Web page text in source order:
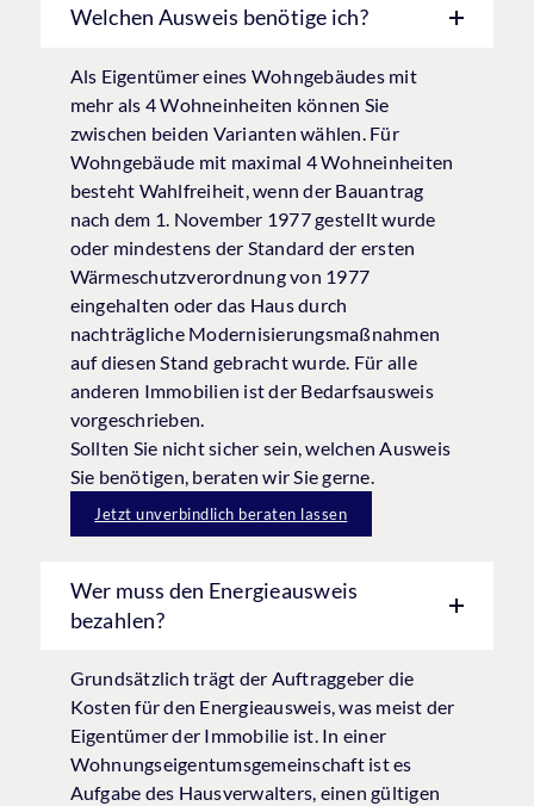
Welchen Ausweis benötige ich?
Als Eigentümer eines Wohngebäudes mit
mehr als 4 Wohneinheiten können Sie
zwischen beiden Varianten wählen. Für
Wohngebäude mit maximal 4 Wohneinheiten
besteht Wahlfreiheit, wenn der Bauantrag
nach dem 1. November 1977 gestellt wurde
oder mindestens der Standard der ersten
Wärmeschutzverordnung von 1977
eingehalten oder das Haus durch
nachträgliche Modernisierungsmaßnahmen
auf diesen Stand gebracht wurde. Für alle
anderen Immobilien ist der Bedarfsausweis
vorgeschrieben.
Sollten Sie nicht sicher sein, welchen Ausweis
Sie benötigen, beraten wir Sie gerne.
Jetzt unverbindlich beraten lassen
Wer muss den Energieausweis
bezahlen?
Grundsätzlich trägt der Auftraggeber die
Kosten für den Energieausweis, was meist der
Eigentümer der Immobilie ist. In einer
Wohnungseigentumsgemeinschaft ist es
Aufgabe des Hausverwalters, einen gültigen